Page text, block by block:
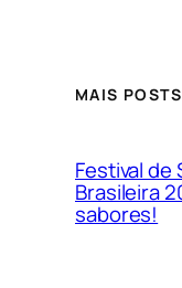
MAIS POSTS
Festival de
Brasileira
sabores!